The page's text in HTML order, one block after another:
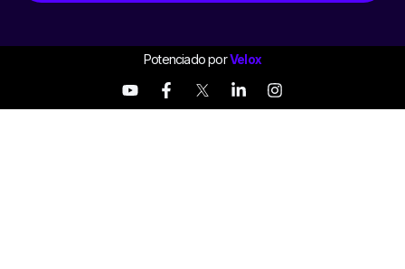
Potenciado porVelox